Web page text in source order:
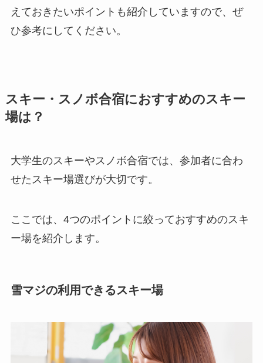
えておきたいポイントも紹介していますので、ぜ
ひ参考にしてください。
スキー・スノボ合宿におすすめのスキー
場は？
大学生のスキーやスノボ合宿では、参加者に合わ
せたスキー場選びが大切です。
ここでは、4つのポイントに絞っておすすめのスキ
ー場を紹介します。
雪マジの利用できるスキー場